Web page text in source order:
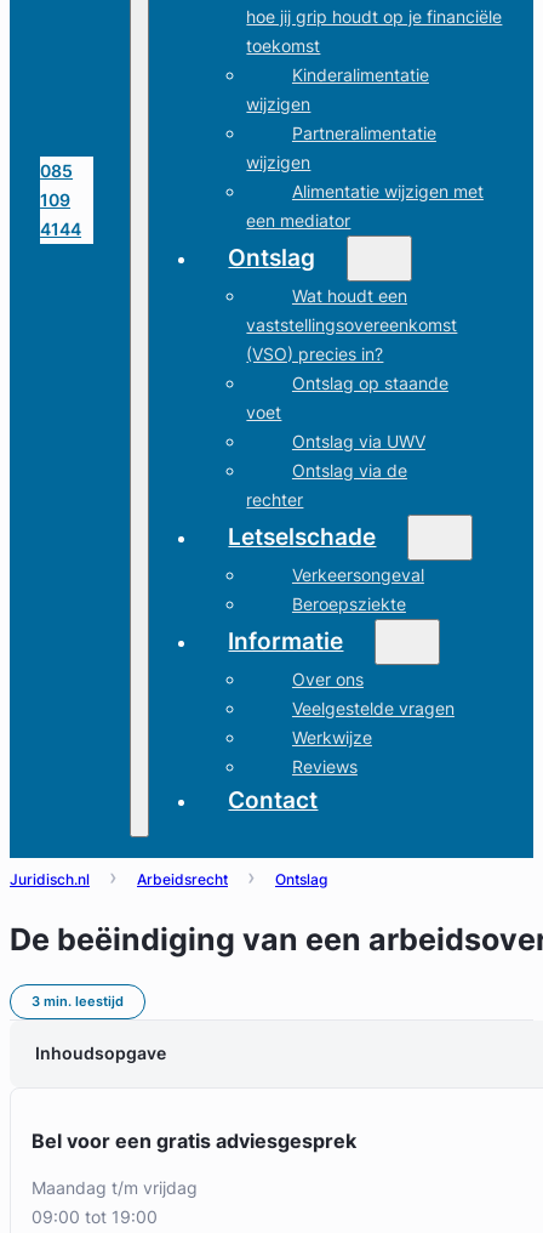
085
109
4144
hoe jij grip houdt op je financiële
toekomst
Kinderalimentatie
wijzigen
Partneralimentatie
wijzigen
Alimentatie wijzigen met
een mediator
Ontslag
Wat houdt een
vaststellingsovereenkomst
(VSO) precies in?
Ontslag op staande
voet
Ontslag via UWV
Ontslag via de
rechter
Letselschade
Verkeersongeval
Beroepsziekte
Informatie
Over ons
Veelgestelde vragen
Werkwijze
Reviews
Contact
Juridisch.nl Arbeidsrecht Ontslag
De beëindiging van een
3 min. leestijd
Inhoudsopgave
Bel voor een gratis adviesgesprek
maandag t/m vrijdag
09:00 tot 19:00